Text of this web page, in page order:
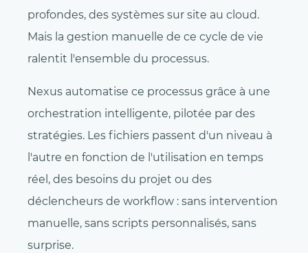
profondes, des systèmes sur site au cloud.
Mais la gestion manuelle de ce cycle de vie
ralentit l'ensemble du processus.
Nexus automatise ce processus grâce à une
orchestration intelligente, pilotée par des
stratégies. Les fichiers passent d'un niveau à
l'autre en fonction de l'utilisation en temps
réel, des besoins du projet ou des
déclencheurs de workflow : sans intervention
manuelle, sans scripts personnalisés, sans
surprise.